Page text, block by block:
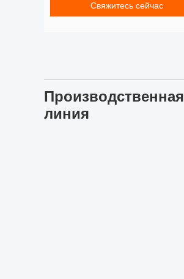
Свяжитесь сейчас
Производственная
линия